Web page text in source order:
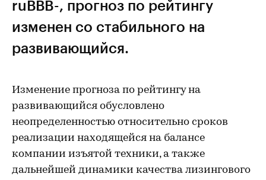
ruВВB-, прогноз по рейтингу
изменен со стабильного на
развивающийся.
Изменение прогноза по рейтингу на
развивающийся обусловлено
неопределенностью относительно сроков
реализации находящейся на балансе
компании изъятой техники, а также
дальнейшей динамики качества лизингового